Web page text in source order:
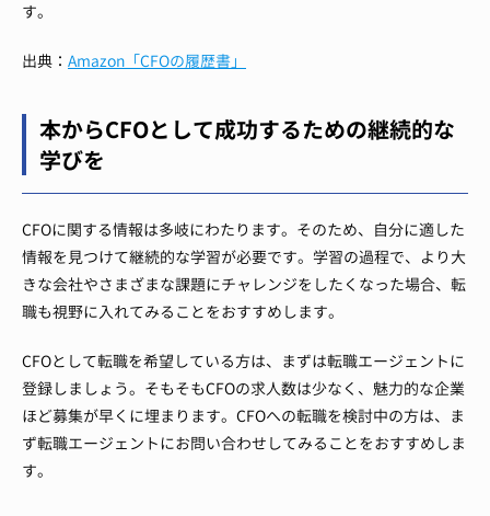
す。
出典： Amazon「CFOの履歴書」
本からCFOとして成功するための継続的な
学びを
CFOに関する情報は多岐にわたります。そのため、自分に適した
情報を見つけて継続的な学習が必要です。学習の過程で、より大
きな会社やさまざまな課題にチャレンジをしたくなった場合、転
職も視野に入れてみることをおすすめします。
CFOとして転職を希望している方は、まずは転職エージェントに
登録しましょう。そもそもCFOの求人数は少なく、魅力的な企業
ほど募集が早くに埋まります。CFOへの転職を検討中の方は、ま
ず転職エージェントにお問い合わせしてみることをおすすめしま
す。